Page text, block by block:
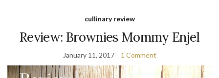
cullinary review
Review: Brownies Mommy Enjel
January 11, 2017 1 Comment